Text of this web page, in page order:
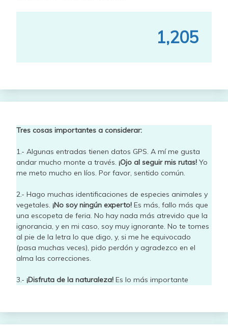
1,205
Tres cosas importantes a considerar:
1.- Algunas entradas tienen datos GPS. A mí me gusta
andar mucho monte a través. ¡Ojo al seguir mis rutas! Yo
me meto mucho en líos. Por favor, sentido común.
2.- Hago muchas identificaciones de especies animales y
vegetales. ¡No soy ningún experto! Es más, fallo más que
una escopeta de feria. No hay nada más atrevido que la
ignorancia, y en mi caso, soy muy ignorante. No te tomes
al pie de la letra lo que digo, y, si me he equivocado
(pasa muchas veces), pido perdón y agradezco en el
alma las correcciones.
3.- ¡Disfruta de la naturaleza! Es lo más importante